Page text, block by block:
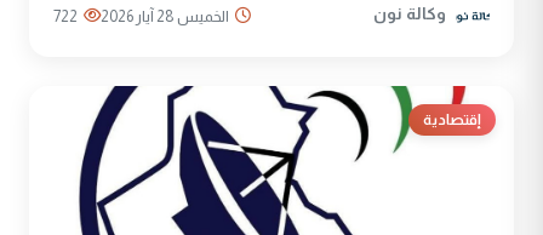
وكالة نون الخميس 28 آيار 2026 722
إقتصادية